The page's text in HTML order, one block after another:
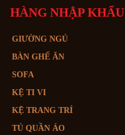
HÀNG NHẬP KHẨU
GIƯỜNG NGỦ
BÀN GHẾ ĂN
SOFA
KỆ TI VI
KỆ TRANG TRÍ
TỦ QUẦN ÁO